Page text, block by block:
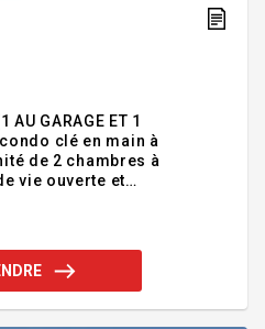
AU GARAGE ET 1
condo clé en main à
de 2 chambres à
vie ouverte et
quartz et un foyer au gaz
sans seuil ni panneau
et l'accessibilité.